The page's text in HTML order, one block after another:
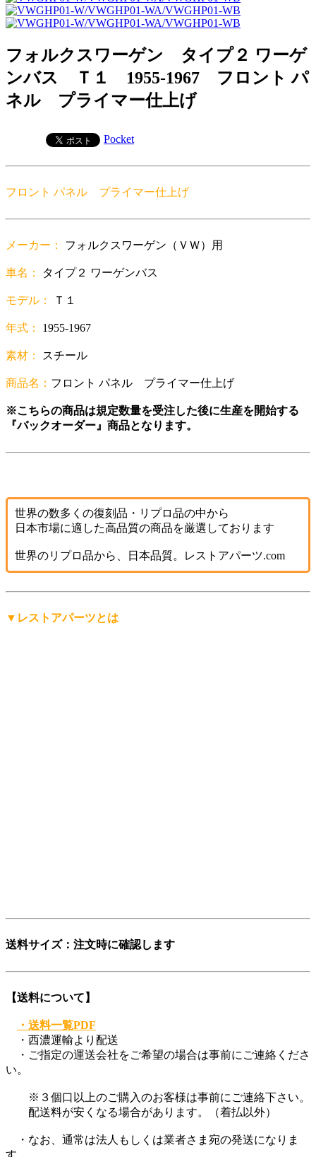
フォルクスワーゲン タイプ２ ワーゲ
ンバス Ｔ１ 1955-1967 フロント パ
ネル プライマー仕上げ
Pocket
フロント パネル プライマー仕上げ
メーカー： フォルクスワーゲン（ＶＷ）用
車名： タイプ２ ワーゲンバス
モデル： Ｔ１
年式： 1955-1967
素材： スチール
商品名： フロント パネル プライマー仕上げ
※こちらの商品は規定数量を受注した後に生産を開始する
『バックオーダー』商品となります。
世界の数多くの復刻品・リプロ品の中から
日本市場に適した高品質の商品を厳選しております
世界のリプロ品から、日本品質。レストアパーツ.com
▼レストアパーツとは
送料サイズ：注文時に確認します
【送料について】
・送料一覧PDF
・西濃運輸より配送
・ご指定の運送会社をご希望の場合は事前にご連絡くださ
い。
※３個口以上のご購入のお客様は事前にご連絡下さい。
配送料が安くなる場合があります。（着払以外）
・なお、通常は法人もしくは業者さま宛の発送になりま
す。